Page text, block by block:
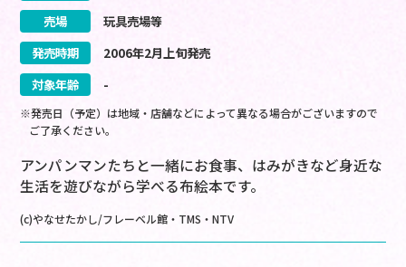
売場
玩具売場等
発売時期
2006年2月上旬発売
対象年齢
-
※発売日（予定）は地域・店舗などによって異なる場合がございますので
ご了承ください。
アンパンマンたちと一緒にお食事、はみがきなど身近な
生活を遊びながら学べる布絵本です。
(c)やなせたかし/フレーベル館・TMS・NTV